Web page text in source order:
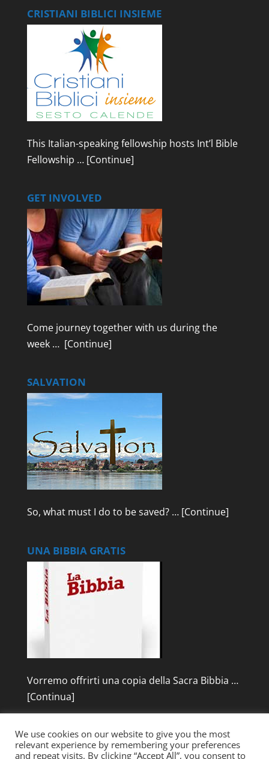
CRISTIANI BIBLICI INSIEME
This Italian-speaking fellowship hosts Int’l Bible
Fellowship … [Continue]
GET INVOLVED
Come journey together with us during the
week … [Continue]
SALVATION
So, what must I do to be saved? … [Continue]
UNA BIBBIA GRATIS
Vorremo offrirti una copia della Sacra Bibbia …
[Continua]
We use cookies on our website to give you the most
relevant experience by remembering your preferences
and repeat visits. By clicking “Accept All”, you consent to